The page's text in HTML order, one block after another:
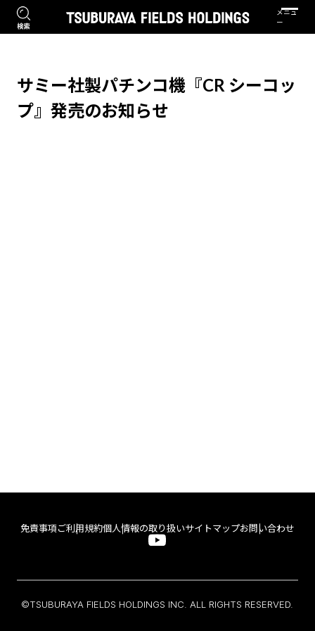
サミー社製パチンコ機『CR シーコッ
プ』発売のお知らせ
免責事項 ご利用規約個人情報の取り扱いサイトマップお問い合わせ
©TSUBURAYA FIELDS HOLDINGS INC. ALL RIGHTS RESERVED.